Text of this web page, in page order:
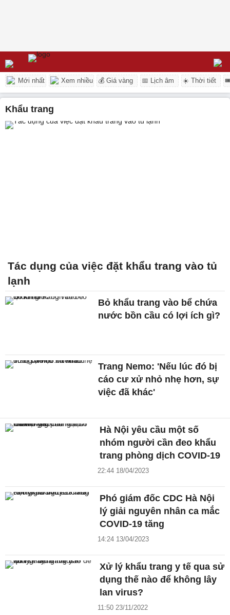
Mới nhất Xem nhiều 💰 Giá vàng 📅 Lịch âm ☀️ Thời tiết
khẩu trang
Tác dụng của việc đặt khẩu trang vào tủ
lạnh
Bỏ khẩu trang vào bể chứa
nước bồn cầu có lợi ích gì?
Trang Nemo: 'Nếu lúc đó bị
cáo cư xử nhỏ nhẹ hơn, sự
việc đã khác'
Hà Nội yêu cầu một số
nhóm người cần đeo khẩu
trang phòng dịch COVID-19
22:44 18/04/2023
Phó giám đốc CDC Hà Nội
lý giải nguyên nhân ca mắc
COVID-19 tăng
14:24 13/04/2023
Xử lý khẩu trang y tế qua sử
dụng thế nào để không lây
lan virus?
11:50 23/11/2022